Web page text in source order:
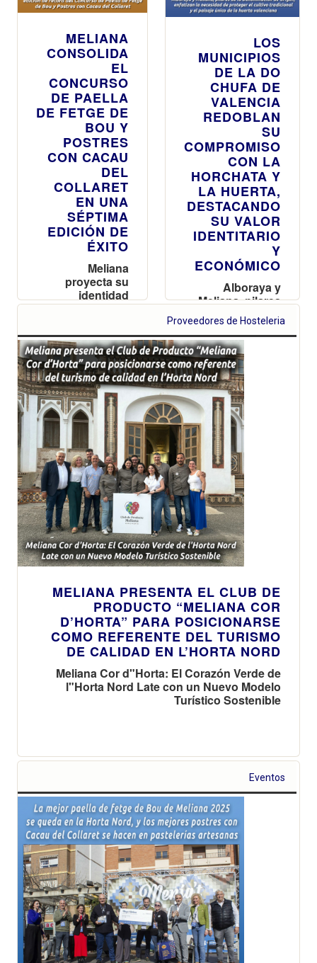
MELIANA
CONSOLIDA
EL
CONCURSO
DE PAELLA
DE FETGE DE
BOU Y
POSTRES
CON CACAU
DEL
COLLARET
EN UNA
SÉPTIMA
EDICIÓN DE
ÉXITO
Meliana
proyecta su
identidad
culinaria con
récord del
Concurso de
Paella de Fetge
de Bou y
Postres con
Cacau del
Collaret
LOS
MUNICIPIOS
DE LA DO
CHUFA DE
VALENCIA
REDOBLAN
SU
COMPROMISO
CON LA
HORCHATA Y
LA HUERTA,
DESTACANDO
SU VALOR
IDENTITARIO
Y
ECONÓMICO
Alboraya y
Meliana, pilares
de la
Denominación
de Origen,
enfatizan la
necesidad de
proteger el
tradicional y el
paisaje único de
valenciana
Proveedores de Hosteleria
MELIANA PRESENTA EL CLUB DE
PRODUCTO “MELIANA COR
D’HORTA” PARA POSICIONARSE
COMO REFERENTE DEL TURISMO
DE CALIDAD EN L’HORTA NORD
Meliana Cor d"Horta: El Corazón Verde de
l"Horta Nord Late con un Nuevo Modelo
Turístico Sostenible
Eventos